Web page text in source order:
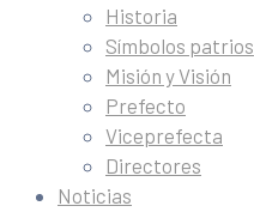
Historia
Símbolos patrios
Misión y Visión
Prefecto
Viceprefecta
Directores
Noticias